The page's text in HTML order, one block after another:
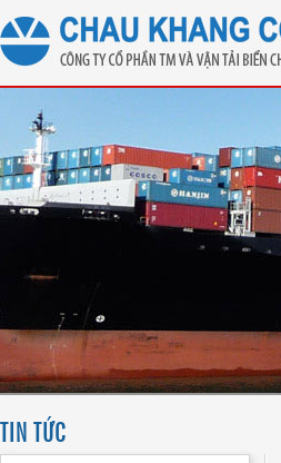
TIN TỨC